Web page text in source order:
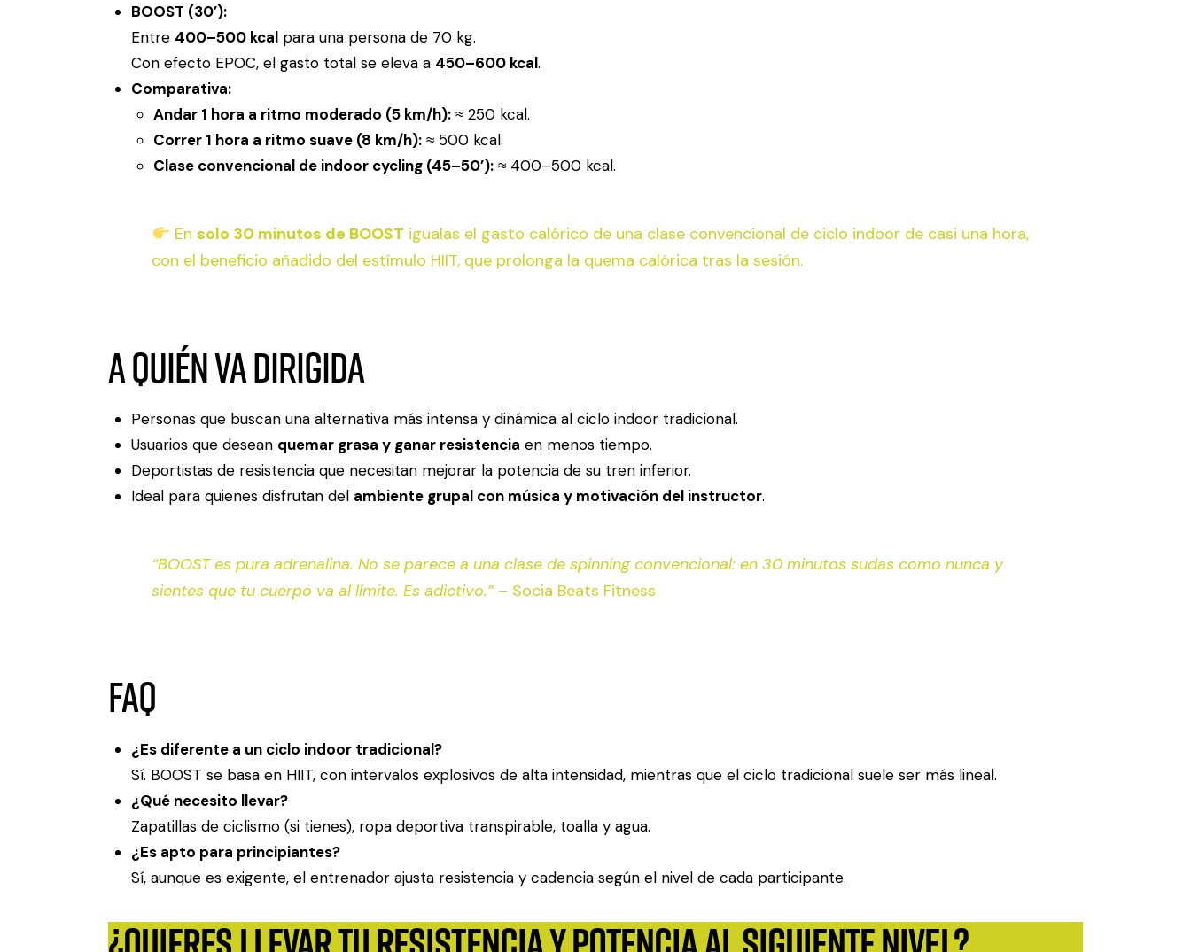
BOOST (30’):
Entre 400–500 kcalpara una persona de 70 kg.
Con efecto EPOC, el gasto total se eleva a 450–600 kcal.
Comparativa:
Andar 1 hora a ritmo moderado (5 km/h): ≈ 250 kcal.
Correr 1 hora a ritmo suave (8 km/h): ≈ 500 kcal.
Clase convencional de indoor cycling (45–50’): ≈ 400–500 kcal.
En solo 30 minutos de BOOST igualas el gasto calórico de una clase convencional de ciclo indoor de casi una hora,
con el beneficio añadido del estímulo HIIT, que prolonga la quema calórica tras la sesión.
A quién va dirigida
Personas que buscan una alternativa más intensa y dinámica al ciclo indoor tradicional.
Usuarios que desean quemar grasa y ganar resistencia en menos tiempo.
Deportistas de resistencia que necesitan mejorar la potencia de su tren inferior.
Ideal para quienes disfrutan del ambiente grupal con música y motivación del instructor.
“BOOST es pura adrenalina. No se parece a una clase de spinning convencional: en 30 minutos sudas como nunca y
sientes que tu cuerpo va al límite. Es adictivo.”– Socia Beats Fitness
FAQ
¿Es diferente a un ciclo indoor tradicional?
Sí. BOOST se basa en HIIT, con intervalos explosivos de alta intensidad, mientras que el ciclo tradicional suele ser más lineal.
¿Qué necesito llevar?
Zapatillas de ciclismo (si tienes), ropa deportiva transpirable, toalla y agua.
¿Es apto para principiantes?
Sí, aunque es exigente, el entrenador ajusta resistencia y cadencia según el nivel de cada participante.